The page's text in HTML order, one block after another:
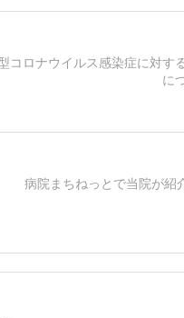
コロナウイルス感染症に対す
に
病院まちねっとで当院が紹